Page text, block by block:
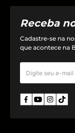
Receba
Cadastre-se na
que acontece na